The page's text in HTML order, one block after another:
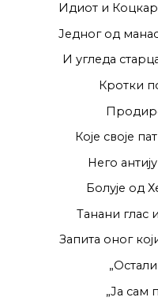
Идиот и Коцкар
Једног од
И угледа
Кротки
Које своје
Него
Болује од
Танани глас
Запита оног
„Ја сам